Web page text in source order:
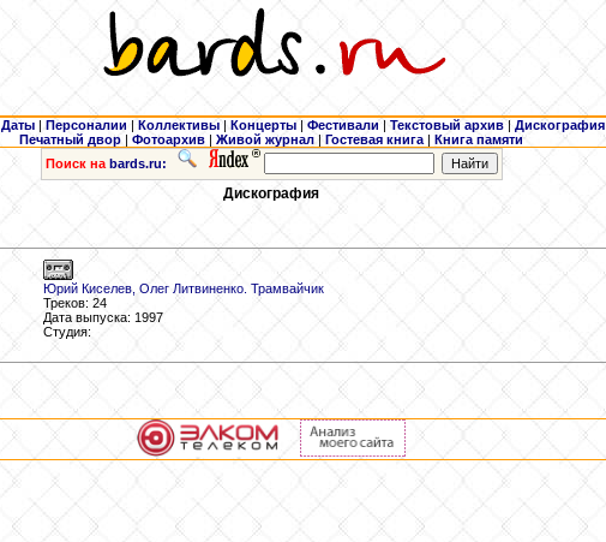
Даты | Персоналии | Коллективы | Концерты | Фестивали | Текстовый архив | Дискография
Печатный двор | Фотоархив | Живой журнал | Гостевая книга | Книга памяти
Поиск на bards.ru:
Дискография
Юрий Киселев, Олег Литвиненко. Трамвайчик
Треков: 24
Дата выпуска: 1997
Студия: